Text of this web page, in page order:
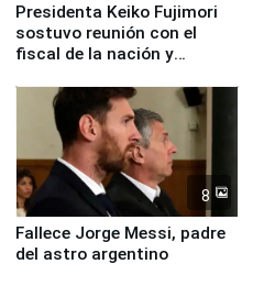
Presidenta Keiko Fujimori
sostuvo reunión con el
fiscal de la nación y
8
Fallece Jorge Messi, padre
del astro argentino